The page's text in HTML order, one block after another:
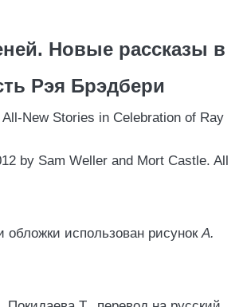
Новые рассказы в
Рэя Брэдбери
All-New Stories in Celebration of Ray
by Sam Weller and Mort Castle. All
использован рисунокА.